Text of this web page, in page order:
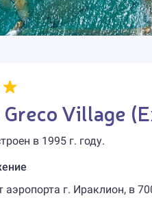
Village
в 1995 г. году.
аэропорта г. Ираклион, в